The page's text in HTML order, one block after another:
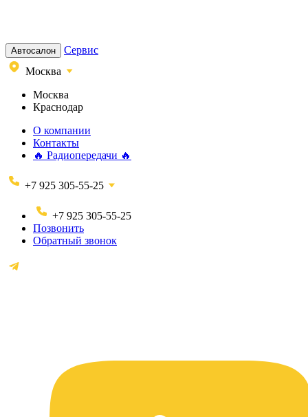
Автосалон
Сервис
Москва
Москва
Краснодар
О компании
Контакты
🔥 Радиопередачи 🔥
+7 925 305-55-25
+7 925 305-55-25
Позвонить
Обратный звонок